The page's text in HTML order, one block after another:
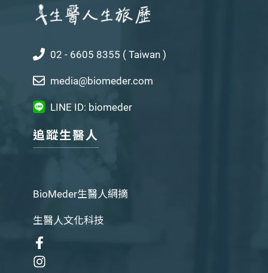
02 - 6605 8355 ( Taiwan )
media@biomeder.com
LINE ID: biomeder
追蹤生醫人
BioMeder生醫人網摘
生醫人文化科技